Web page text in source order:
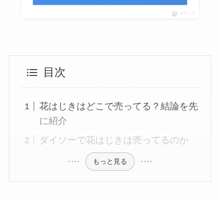
ポチップ
目次
花はじきはどこで売ってる？結論を先
に紹介
ダイソーで花はじきは売ってるのか
もっと見る